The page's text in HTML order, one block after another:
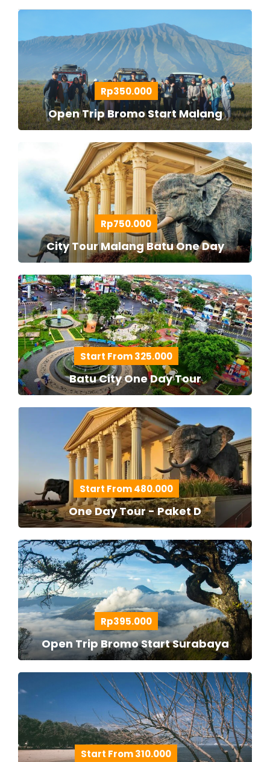
Rp350.000
Open Trip Bromo Start Malang
Rp750.000
City Tour Malang Batu One Day
Start From 325.000
Batu City One Day Tour
Start From 480.000
One Day Tour - Paket D
Rp395.000
Open Trip Bromo Start Surabaya
Start From 310.000